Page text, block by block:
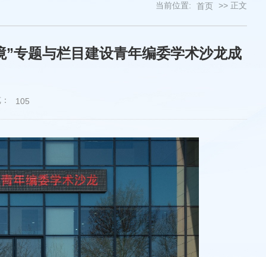
当前位置: 首页 >> 正文
专题与栏目建设青年编委学术沙龙成
105